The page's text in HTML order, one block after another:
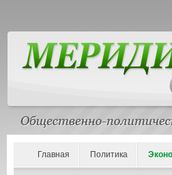
Главная Политика